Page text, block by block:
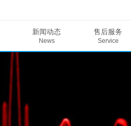
新闻动态
News
售后服务
Service